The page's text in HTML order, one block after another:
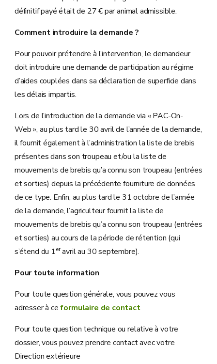
définitif payé était de 27 € par animal admissible.
Comment introduire la demande ?
Pour pouvoir prétendre à l’intervention, le demandeur
doit introduire une demande de participation au régime
d’aides couplées dans sa déclaration de superficie dans
les délais impartis.
Lors de l’introduction de la demande via « PAC-On-
Web », au plus tard le 30 avril de l’année de la demande,
il fournit également à l’administration la liste de brebis
présentes dans son troupeau et/ou la liste de
mouvements de brebis qu’a connu son troupeau (entrées
et sorties) depuis la précédente fourniture de données
de ce type. Enfin, au plus tard le 31 octobre de l’année
de la demande, l’agriculteur fournit la liste de
mouvements de brebis qu’a connu son troupeau (entrées
et sorties) au cours de la période de rétention (qui
s’étend du 1eravril au 30 septembre).
Pour toute information
Pour toute question générale, vous pouvez vous
adresser à ceformulaire de contact
Pour toute question technique ou relative à votre
dossier, vous pouvez prendre contact avec votre
Direction extérieure